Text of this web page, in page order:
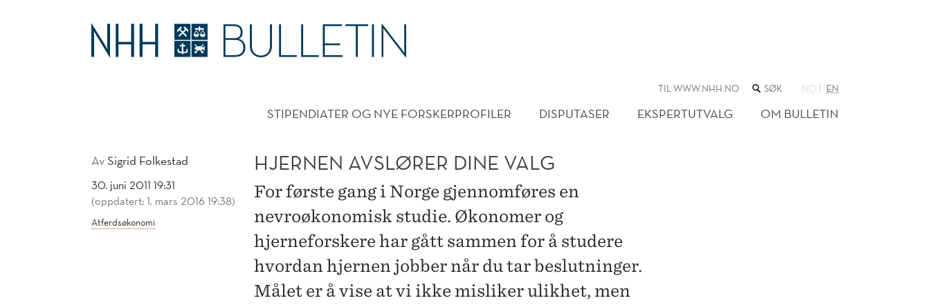
HJERNEN
AVSLØRER
TIL WWW.NHH.NO SØK
NETTSTEDET
NO EN
STIPENDIATER OG NYE FORSKERPROFILER DISPUTASER EKSPERTUTVALG OM BULLETIN
AvSigrid Folkestad
30. juni 2011 19:31
(oppdatert: 1. mars 2016 19:38)
Atferdsøkonomi
HJERNEN AVSLØRER DINE VALG
For første gang i Norge gjennomføres en
nevroøkonomisk studie. Økonomer og
hjerneforskere har gått sammen for å studere
hvordan hjernen jobber når du tar beslutninger.
Målet er å vise at vi ikke misliker ulikhet, men